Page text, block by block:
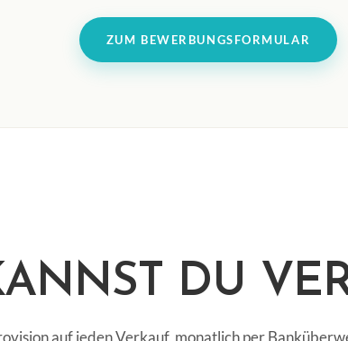
ZUM BEWERBUNGSFORMULAR
DU
auf jeden Verkauf, monatlich per